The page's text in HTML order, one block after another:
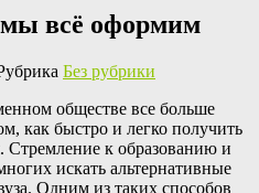
всё оформим
Без рубрики
обществе все больше
как быстро и легко получить
Стремление к образованию и
искать альтернативные
Одним из таких способов